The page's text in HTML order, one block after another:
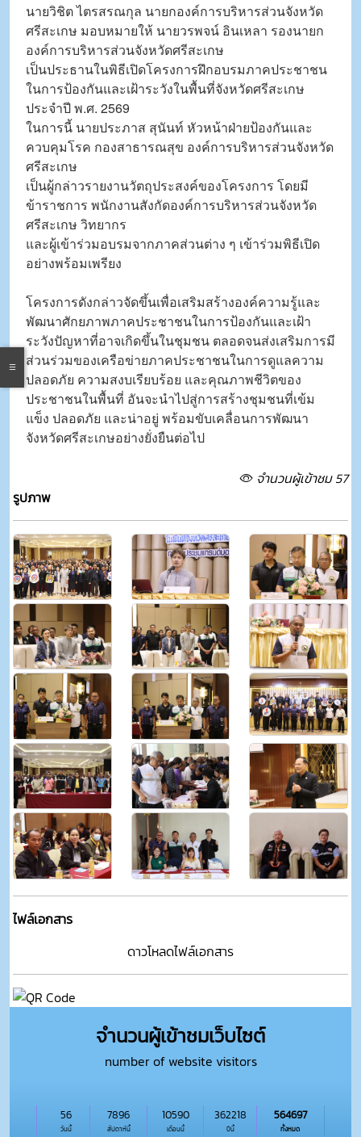
นายวิชิต ไตรสรณกุล นายกองค์การบริหารส่วนจังหวัด
ศรีสะเกษ มอบหมายให้ นายวรพจน์ อินเหลา รองนายก
องค์การบริหารส่วนจังหวัดศรีสะเกษ
เป็นประธานในพิธีเปิดโครงการฝึกอบรมภาคประชาชน
ในการป้องกันและเฝ้าระวังในพื้นที่จังหวัดศรีสะเกษ
ประจำปี พ.ศ. 2569
ในการนี้ นายประภาส สุนันท์ หัวหน้าฝ่ายป้องกันและ
ควบคุมโรค กองสาธารณสุข องค์การบริหารส่วนจังหวัด
ศรีสะเกษ
เป็นผู้กล่าวรายงานวัตถุประสงค์ของโครงการ โดยมี
ข้าราชการ พนักงานสังกัดองค์การบริหารส่วนจังหวัด
ศรีสะเกษ วิทยากร
และผู้เข้าร่วมอบรมจากภาคส่วนต่าง ๆ เข้าร่วมพิธีเปิด
อย่างพร้อมเพรียง
โครงการดังกล่าวจัดขึ้นเพื่อเสริมสร้างองค์ความรู้และ
พัฒนาศักยภาพภาคประชาชนในการป้องกันและเฝ้า
ระวังปัญหาที่อาจเกิดขึ้นในชุมชน ตลอดจนส่งเสริมการมี
ส่วนร่วมของเครือข่ายภาคประชาชนในการดูแลความ
ปลอดภัย ความสงบเรียบร้อย และคุณภาพชีวิตของ
ประชาชนในพื้นที่ อันจะนำไปสู่การสร้างชุมชนที่เข้ม
แข็ง ปลอดภัย และน่าอยู่ พร้อมขับเคลื่อนการพัฒนา
จังหวัดศรีสะเกษอย่างยั่งยืนต่อไป
จำนวนผู้เข้าชม 57
รูปภาพ
ไฟล์เอกสาร
ดาวโหลดไฟล์เอกสาร
จำนวนผู้เข้าชมเว็บไซต์
number of website visitors
วันนี้
56
สัปดาห์นี้
7896
เดือนนี้
10590
ปีนี้
362218
ทั้งหมด
564697